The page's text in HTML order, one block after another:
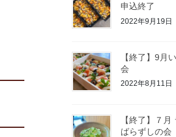
申込終了
2022年9月19日
【終了】9月
会
2022年8月11日
【終了】７
ばらずしの会